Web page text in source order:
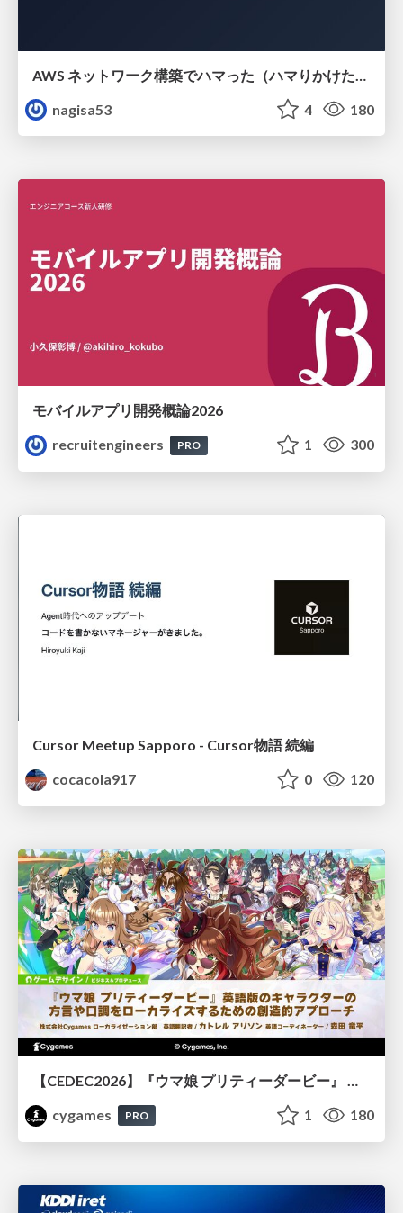
nagisa53
4 180
モバイルアプリ開発概論2026
recruitengineers
PRO 1 300
Cursor Meetup Sapporo - Cursor物語 続編
cocacola917
0 120
cygames
PRO 1 180